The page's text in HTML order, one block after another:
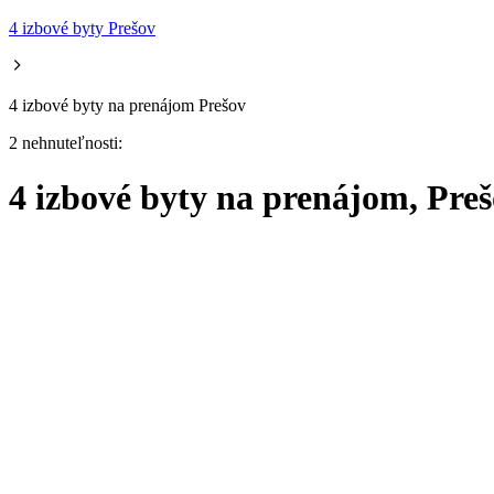
4 izbové byty Prešov
4 izbové byty na prenájom Prešov
2 nehnuteľnosti:
4 izbové byty na prenájom,